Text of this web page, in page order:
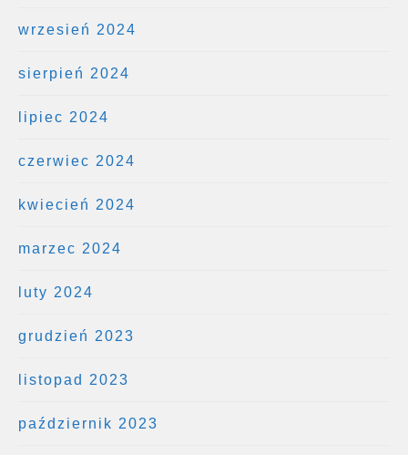
wrzesień 2024
sierpień 2024
lipiec 2024
czerwiec 2024
kwiecień 2024
marzec 2024
luty 2024
grudzień 2023
listopad 2023
październik 2023